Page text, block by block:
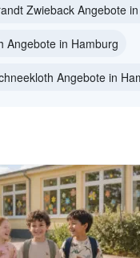
Zwieback Angebote
Angebote in Hamburg
Angebote in